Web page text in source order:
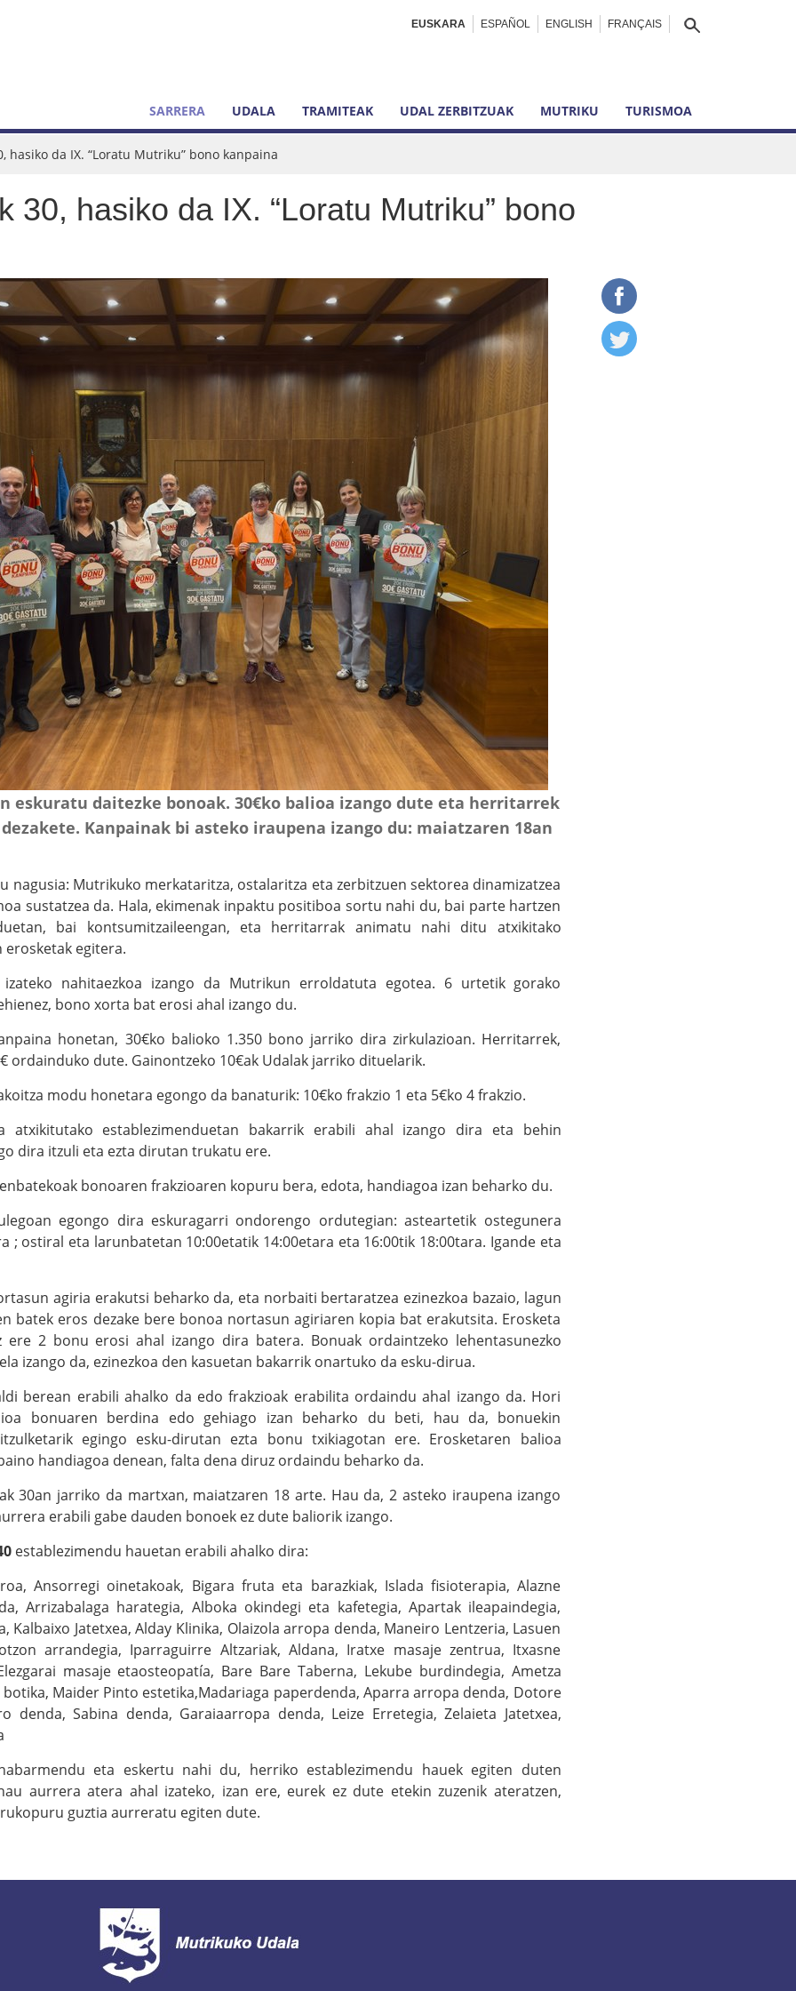
EUSKARA ESPAÑOL ENGLISH FRANÇAIS
SARRERA UDALA TRAMITEAK UDAL ZERBITZUAK MUTRIKU TURISMOA
hasiko da IX. “Loratu Mutriku” bono kanpaina
30, hasiko da IX. “Loratu Mutriku” bono
eskuratu daitezke bonoak. 30€ko balioa izango dute eta herritarrek
Kanpainak bi asteko iraupena izango du: maiatzaren 18an
nagusia: Mutrikuko merkataritza, ostalaritza eta zerbitzuen sektorea dinamizatzea
sustatzea da. Hala, ekimenak inpaktu positiboa sortu nahi du, bai parte hartzen
bai kontsumitzaileengan, eta herritarrak animatu nahi ditu atxikitako
egitera.
nahitaezkoa izango da Mutrikun erroldatuta egotea. 6 urtetik gorako
bono xorta bat erosi ahal izango du.
honetan, 30€ko balioko 1.350 bono jarriko dira zirkulazioan. Herritarrek,
ordainduko dute. Gainontzeko 10€ak Udalak jarriko dituelarik.
modu honetara egongo da banaturik: 10€ko frakzio 1 eta 5€ko 4 frakzio.
atxikitutako establezimenduetan bakarrik erabili ahal izango dira eta behin
dira itzuli eta ezta dirutan trukatu ere.
bonoaren frakzioaren kopuru bera, edota, handiagoa izan beharko du.
egongo dira eskuragarri ondorengo ordutegian: asteartetik ostegunera
; ostiral eta larunbatetan 10:00etatik 14:00etara eta 16:00tik 18:00tara. Igande eta
agiria erakutsi beharko da, eta norbaiti bertaratzea ezinezkoa bazaio, lagun
batek eros dezake bere bonoa nortasun agiriaren kopia bat erakutsita. Erosketa
ere 2 bonu erosi ahal izango dira batera. Bonuak ordaintzeko lehentasunezko
izango da, ezinezkoa den kasuetan bakarrik onartuko da esku-dirua.
berean erabili ahalko da edo frakzioak erabilita ordaindu ahal izango da. Hori
bonuaren berdina edo gehiago izan beharko du beti, hau da, bonuekin
egingo esku-dirutan ezta bonu txikiagotan ere. Erosketaren balioa
handiagoa denean, falta dena diruz ordaindu beharko da.
30an jarriko da martxan, maiatzaren 18 arte. Hau da, 2 asteko iraupena izango
erabili gabe dauden bonoek ez dute baliorik izango.
establezimendu hauetan erabili ahalko dira:
Ansorregi oinetakoak, Bigara fruta eta barazkiak, Islada fisioterapia, Alazne
Arrizabalaga harategia, Alboka okindegi eta kafetegia, Apartak ileapaindegia,
Kalbaixo Jatetxea, Alday Klinika, Olaizola arropa denda, Maneiro Lentzeria, Lasuen
arrandegia, Iparraguirre Altzariak, Aldana, Iratxe masaje zentrua, Itxasne
masaje etaosteopatía, Bare Bare Taberna, Lekube burdindegia, Ametza
botika, Maider Pinto estetika,Madariaga paperdenda, Aparra arropa denda, Dotore
denda, Sabina denda, Garaiaarropa denda, Leize Erretegia, Zelaieta Jatetxea,
eta eskertu nahi du, herriko establezimendu hauek egiten duten
aurrera atera ahal izateko, izan ere, eurek ez dute etekin zuzenik ateratzen,
guztia aurreratu egiten dute.